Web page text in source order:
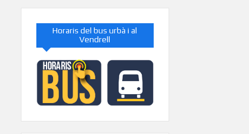
Horaris del bus urbà i al
Vendrell